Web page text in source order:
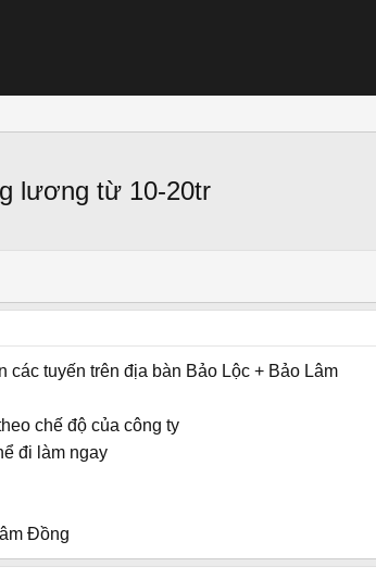
lương từ 10-20tr
tuyến trên địa bàn Bảo Lộc + Bảo Lâm
chế độ của công ty
đi làm ngay
Đồng